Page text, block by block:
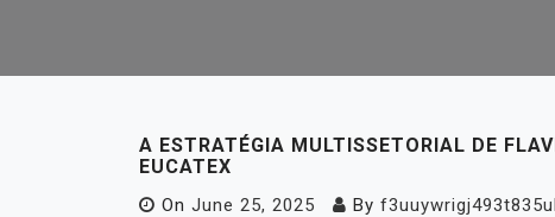
A ESTRATÉGIA MULTISSETORIAL DE
EUCATEX
On June 25, 2025 By